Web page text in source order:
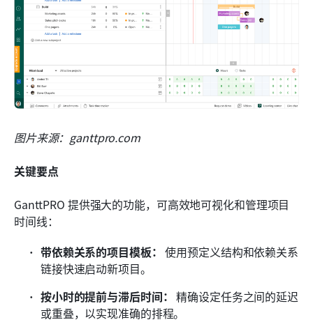
图片来源：ganttpro.com
关键要点
GanttPRO 提供强大的功能，可高效地可视化和管理项目
时间线：
带依赖关系的项目模板： 使用预定义结构和依赖关系
链接快速启动新项目。
按小时的提前与滞后时间： 精确设定任务之间的延迟
或重叠，以实现准确的排程。